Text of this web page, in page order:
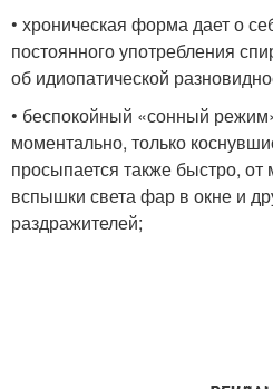
• хроническая форма дает о
постоянного употребления
об идиопатической
• беспокойный «сонный
моментально, только
просыпается также быстро,
вспышки света фар в окне и
раздражителей;